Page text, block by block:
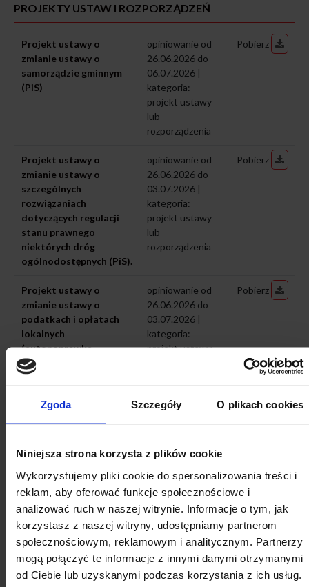
Zgoda Szczegóły O plikach cookies
Niniejsza strona korzysta z plików cookie
Wykorzystujemy pliki cookie do spersonalizowania treści i
reklam, aby oferować funkcje społecznościowe i
analizować ruch w naszej witrynie. Informacje o tym, jak
korzystasz z naszej witryny, udostępniamy partnerom
społecznościowym, reklamowym i analitycznym. Partnerzy
mogą połączyć te informacje z innymi danymi otrzymanymi
od Ciebie lub uzyskanymi podczas korzystania z ich usług.
PROJEKTY USTAW I ROZPORZĄDZEŃ
Projekt ustawy o
zmianie ustawy o
samorządzie gminnym
(PiS)
opiniowanie od
26.06.2026 do
06.07.2026 |
kategoria:
projekt ustawy
lub
rozporządzenia
Pobierz
Projekt ustawy o
zmianie ustawy o
szczególnych
rozwiązaniach
dotyczących regulacji
stanu prawnego
niektórych dróg
ogólnodostępnych (PiS).
opiniowanie od
26.06.2026 do
03.07.2026 |
kategoria:
projekt ustawy
lub
rozporządzenia
Pobierz
Projekt ustawy o
zmianie ustawy o
podatkach i opłatach
lokalnych
(autopoprawka –
Lewica).
opiniowanie od
26.06.2026 do
03.07.2026 |
kategoria:
projekt ustawy
Pobierz
Projekt ustawy o
zmianie ustawy o
oraz ustawy o
infrastruktury
transportu lądowego
(PiS)
opiniowanie od
kategoria:
lub
rozporządzenia
Pobierz
Projekt ustawy o
zmianie ustawy o lasach
oraz ustawy – Kodeks
wykroczeń (Polska
opiniowanie od
26.06.2026 do
03.07.2026 |
kategoria:
Pobierz